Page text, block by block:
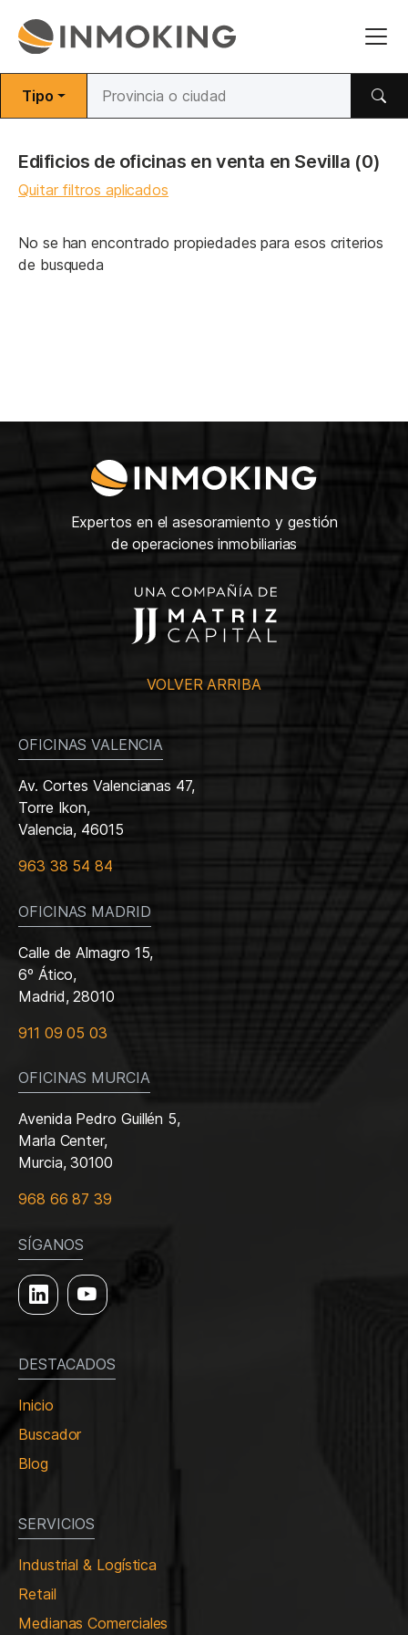
Tipo
Edificios de oficinas en venta en Sevilla (0)
Quitar filtros aplicados
No se han encontrado propiedades para esos criterios
de busqueda
Expertos en el asesoramiento y gestión
de operaciones inmobiliarias
VOLVER ARRIBA
OFICINAS VALENCIA
Av. Cortes Valencianas 47,
Torre Ikon,
Valencia, 46015
963 38 54 84
OFICINAS MADRID
Calle de Almagro 15,
6º Ático,
Madrid, 28010
911 09 05 03
OFICINAS MURCIA
Avenida Pedro Guillén 5,
Marla Center,
Murcia, 30100
968 66 87 39
SÍGANOS
DESTACADOS
Inicio
Buscador
Blog
SERVICIOS
Industrial & Logística
Retail
Medianas Comerciales